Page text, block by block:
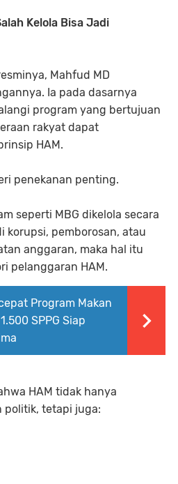
Kelola Bisa Jadi
Mahfud MD
Ia pada dasarnya
program yang bertujuan
rakyat dapat
HAM.
penekanan penting.
seperti MBG dikelola secara
korupsi, pemborosan, atau
anggaran, maka hal itu
pelanggaran HAM.
Program Makan
SPPG Siap
HAM tidak hanya
politik, tetapi juga: